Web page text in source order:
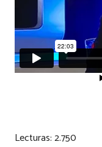
Lecturas:2.750